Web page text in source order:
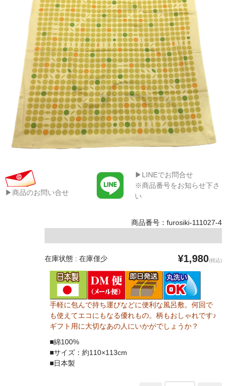
▶商品のお問い合せ
▶LINEでお問合せ
※商品番号をお知らせ下さ
い
商品番号：furosiki-111027-4
在庫状態 : 在庫僅少 ¥1,980(税込)
手軽に包んで持ち運びなどに便利な風呂敷。何回で
も使えてエコにもなる優れもの。柄もおしゃれです♪
ギフト用に大切なあの人にいかがでしょうか？
■綿100%
■サイズ：約110×113cm
■日本製